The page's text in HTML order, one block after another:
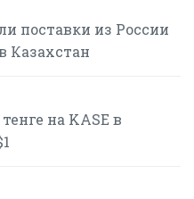
поставки из России
Казахстан
на KASE в